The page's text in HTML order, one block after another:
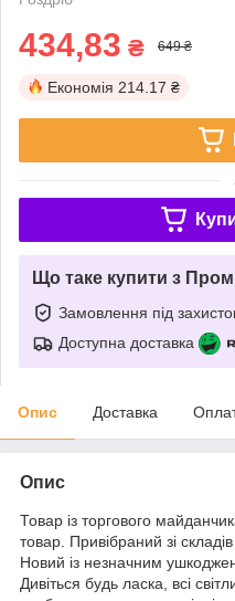
434,83 ₴ 649 ₴
Економія 214.17 ₴
Що таке купити з
Замовлення під
Доступна доставка
Опис Доставка
Опис
Товар із торгового
товар. Привібраний зі
Новий із незначним
Дивіться будь ласка, всі